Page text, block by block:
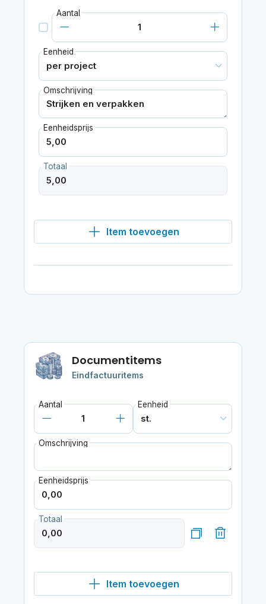
Aantal
Eenheid
Omschrijving
Eenheidsprijs
Totaal
Item toevoegen
Documentitems
Eindfactuuritems
Aantal Eenheid
Omschrijving
Eenheidsprijs
Totaal
Item toevoegen